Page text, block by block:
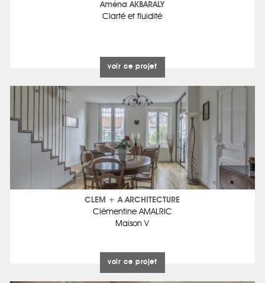
Aména AKBARALY
Clarté et fluidité
voir ce projet
CLEM + A ARCHITECTURE
Clémentine AMALRIC
Maison V
voir ce projet